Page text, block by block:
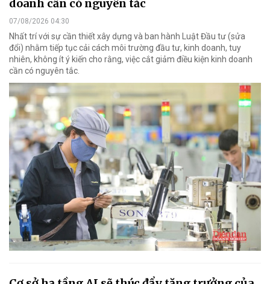
doanh cần có nguyên tắc
07/08/2026 04:30
Nhất trí với sự cần thiết xây dựng và ban hành Luật Đầu tư (sửa
đổi) nhằm tiếp tục cải cách môi trường đầu tư, kinh doanh, tuy
nhiên, không ít ý kiến cho rằng, việc cắt giảm điều kiện kinh doanh
cần có nguyên tắc.